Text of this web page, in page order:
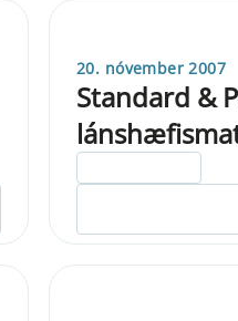
20. nóvember 2007
Standard &